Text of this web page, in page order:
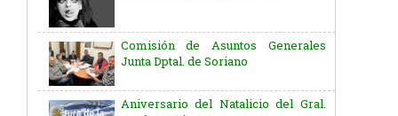
Comisión de Asuntos Generales
Junta Dptal. de Soriano
Aniversario del Natalicio del Gral.